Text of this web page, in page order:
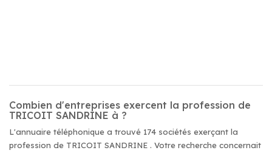
Combien d'entreprises exercent la profession de
TRICOIT SANDRINE à ?
L'annuaire téléphonique a trouvé 174 sociétés exerçant la
profession de TRICOIT SANDRINE . Votre recherche concernait